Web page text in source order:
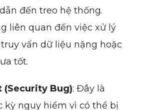
đến treo hệ thống.
liên quan đến việc xử lý
vấn dữ liệu nặng hoặc
tốt.
(Security Bug): Đây là
kỳ nguy hiểm vì có thể bị